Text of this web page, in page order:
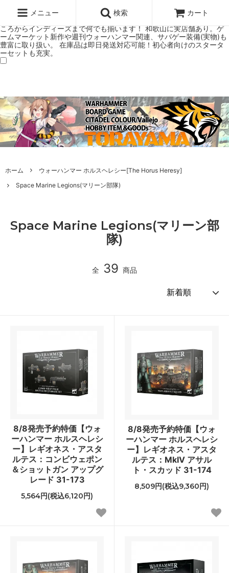
ミアムショップTORAYAMA。通販・オンラインショップです！ ウォー
ハンマーとボードゲームのことなら当店へ！ボードゲームもメジャーど
ころからインディーズまで何でも揃います！ 和歌山に実店舗あり。ゲ
ームマーケット新作や週刊ウォーハンマー関連、サバゲー装備(実物)も
豊富に取り扱い。 在庫品は即日発送対応可能！初心者向けのスタータ
ーセットも充実。
メニュー 検索 カート
ホーム
ウォーハンマー ホルスヘレシー[The Horus Heresy]
Space Marine Legions(マリーン部隊)
Space Marine Legions(マリーン部
隊)
全 39 商品
8/8発売予約特価【ウォ
ーハンマー ホルスヘレシ
ー】レギオネス・アスタ
ルテス：コンビウェポン
＆ショットガン アップグ
レード 31-173
5,564円(税込6,120円)
8/8発売予約特価【ウォ
ーハンマー ホルスヘレシ
ー】レギオネス・アスタ
ルテス：MkIV アサル
ト・スカッド 31-174
8,509円(税込9,360円)